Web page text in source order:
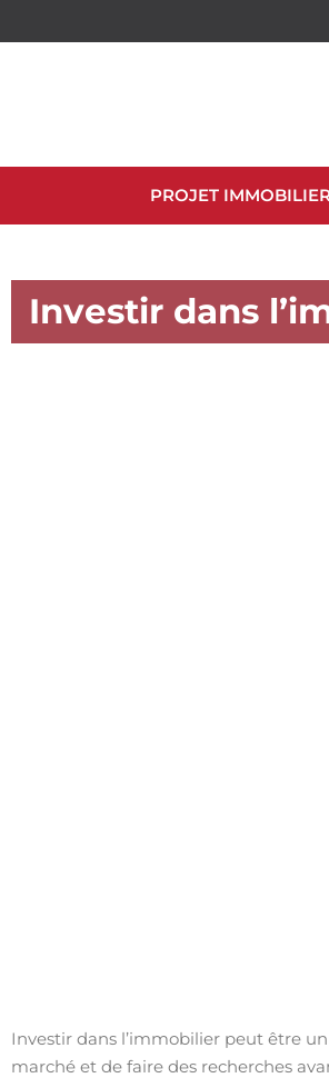
PROJET
Investir dans
Investir dans l’immobilier peut être
marché et de faire des recherches